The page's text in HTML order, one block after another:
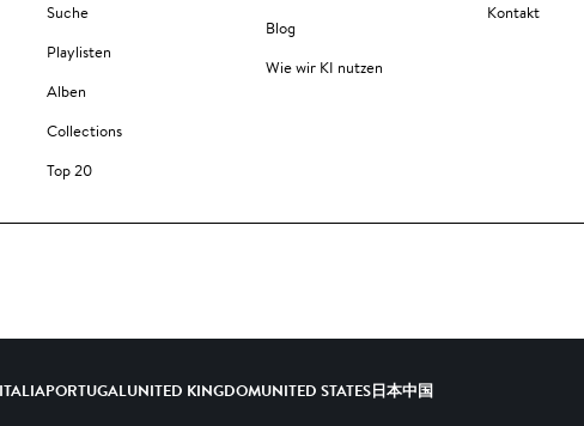
Suche
Playlisten
Alben
Collections
Top 20
Blog
Wie wir KI nutzen
Kontakt
ITALIAPORTUGALUNITED KINGDOMUNITED STATES日本中国